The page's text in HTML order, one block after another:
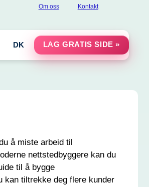
Om oss Kontakt
DK LAG GRATIS SIDE »
å miste arbeid til
nettstedbyggere kan du
til å bygge
kan tiltrekke deg flere kunder